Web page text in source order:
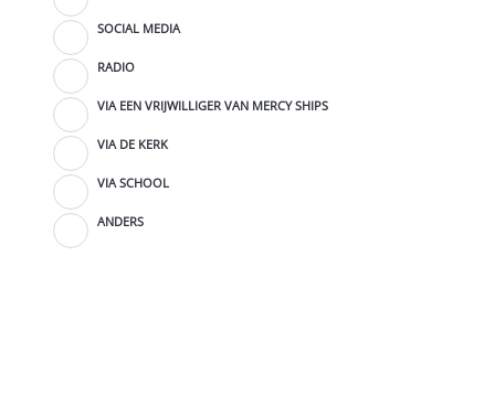
SOCIAL MEDIA
RADIO
VIA EEN VRIJWILLIGER VAN MERCY SHIPS
VIA DE KERK
VIA SCHOOL
ANDERS